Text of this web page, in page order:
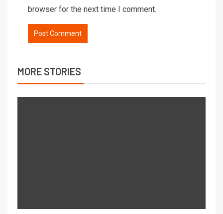
browser for the next time I comment.
MORE STORIES